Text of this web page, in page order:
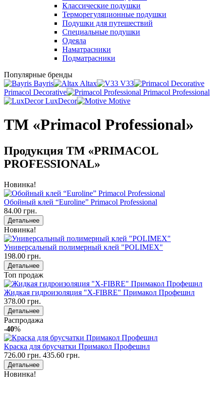
Классические подушки
Терморегуляционные подушки
Подушки для путешествий
Специальные подушки
Одеяла
Наматрасники
Подматрасники
Популярные бренды
Bayris
Altax
V33
Primacol Decorative
Primacol Professional
LuxDecor
Motive
ТМ «Primacol Professional»
Продукция ТМ «PRIMACOL
PROFESSIONAL»
Новинка!
Обойный клей “Euroline” Primacol Professional
84.00 грн.
Детальнее
Новинка!
Универсальный полимерный клей "POLIMEX"
198.00 грн.
Детальнее
Топ продаж
Жидкая гидроизоляция "X-FIBRE" Примакол Профешнл
378.00 грн.
Детальнее
Распродажа
-40%
Краска для брусчатки Примакол Профешнл
726.00 грн. 435.60 грн.
Детальнее
Новинка!